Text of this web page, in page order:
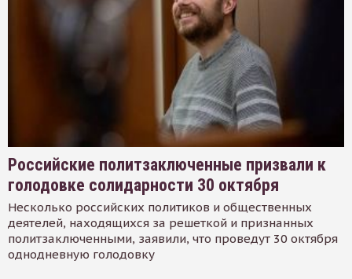
Российские политзаключенные призвали к
голодовке солидарности 30 октября
Несколько российских политиков и общественных
деятелей, находящихся за решеткой и признанных
политзаключенными, заявили, что проведут 30 октября
однодневную голодовку